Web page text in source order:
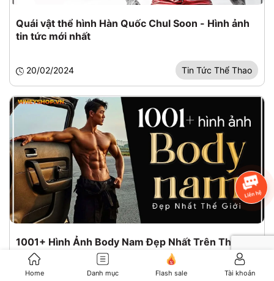
Quái vật thể hình Hàn Quốc Chul Soon - Hình ảnh
tin tức mới nhất
20/02/2024 Tin Tức Thể Thao
1001+ Hình Ảnh Body Nam Đẹp Nhất Trên Thế
Giới
Home Danh mục Flash sale Tài khoản